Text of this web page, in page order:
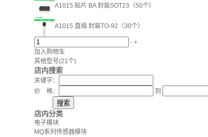
A1015 贴片 BA 封装SOT23（50个）
A1015 直插 封装TO-92（30个）
- +
加入购物车
其他型号(21个)
店内搜索
关键字：
价 格：
到
店内分类
电子模块
MQ系列传感器模块